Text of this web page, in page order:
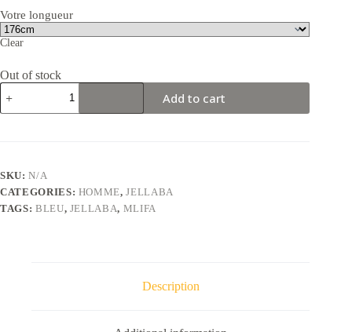
Votre longueur
Clear
Out of stock
Jellaba
hommes
mlifa
Add to cart
SKU:N/A
CATEGORIES: HOMME,JELLABA
TAGS: BLEU, JELLABA, MLIFA
Description